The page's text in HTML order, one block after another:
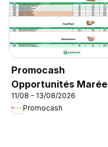
Promocash
Opportunités Marée
11/08 - 13/08/2026
Promocash